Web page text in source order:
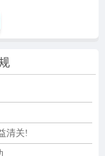
清关!